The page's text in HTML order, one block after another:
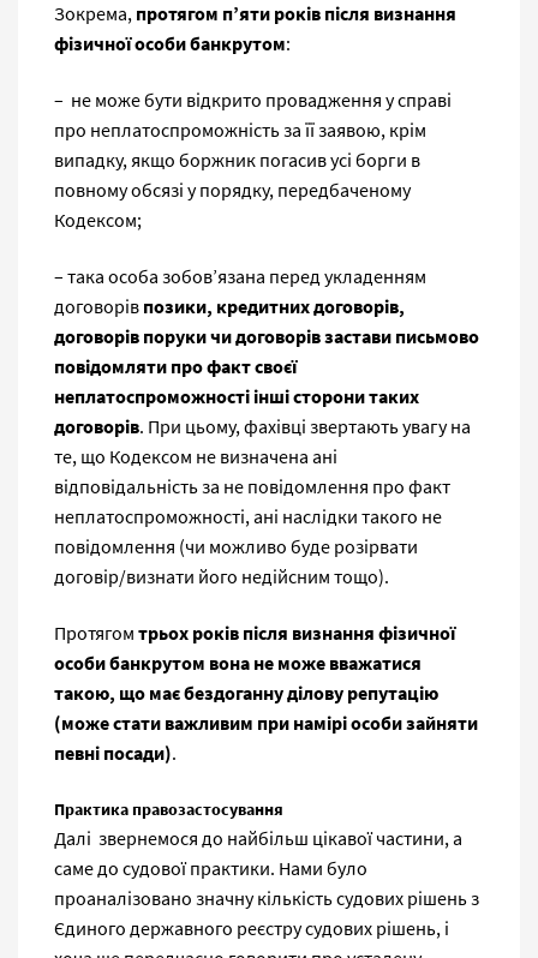
Зокрема, протягом п’яти років після визнання
фізичної особи банкрутом:
– не може бути відкрито провадження у справі
про неплатоспроможність за її заявою, крім
випадку, якщо боржник погасив усі борги в
повному обсязі у порядку, передбаченому
Кодексом;
– така особа зобов’язана перед укладенням
договорів позики, кредитних договорів,
договорів поруки чи договорів застави письмово
повідомляти про факт своєї
неплатоспроможності інші сторони таких
договорів. При цьому, фахівці звертають увагу на
те, що Кодексом не визначена ані
відповідальність за не повідомлення про факт
неплатоспроможності, ані наслідки такого не
повідомлення (чи можливо буде розірвати
договір/визнати його недійсним тощо).
Протягом трьох років після визнання фізичної
особи банкрутом вона не може вважатися
такою, що має бездоганну ділову репутацію
(може стати важливим при намірі особи зайняти
певні посади).
Практика правозастосування
Далі звернемося до найбільш цікавої частини, а
саме до судової практики. Нами було
проаналізовано значну кількість судових рішень з
Єдиного державного реєстру судових рішень, і